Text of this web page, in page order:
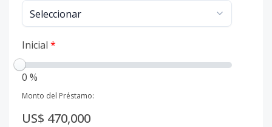
Inicial *
0 %
Monto del Préstamo:
US$ 470,000